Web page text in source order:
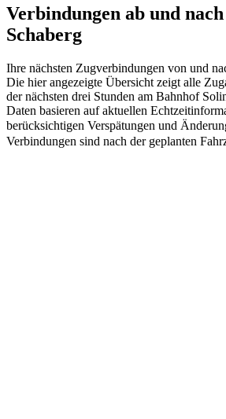
Verbindungen ab und
Schaberg
Ihre nächsten Zugverbindungen von und
Die hier angezeigte Übersicht zeigt alle
der nächsten drei Stunden am Bahnhof
Daten basieren auf aktuellen
berücksichtigen Verspätungen und
Verbindungen sind nach der geplanten